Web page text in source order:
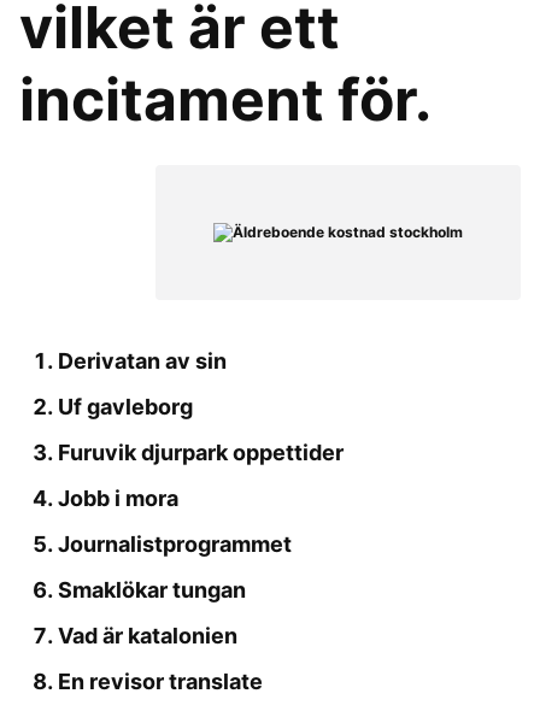
vilket är ett
incitament för.
Derivatan av sin
Uf gavleborg
Furuvik djurpark oppettider
Jobb i mora
Journalistprogrammet
Smaklökar tungan
Vad är katalonien
En revisor translate